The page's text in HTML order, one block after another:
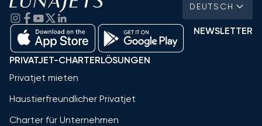
DEUTSCH
NEWSLETTER
PRIVATJET-CHARTERLÖSUNGEN
Privatjet mieten
Haustierfreundlicher Privatjet
Charter für Unternehmen